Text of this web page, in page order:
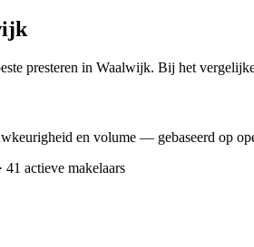
presteren in Waalwijk. Bij het
en volume — gebaseerd op
· 41 actieve makelaars